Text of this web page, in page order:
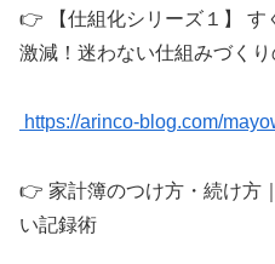
👉 【仕組化シリーズ１】 す
激減！迷わない仕組みづく
https://arinco-blog.com/
👉 家計簿のつけ方・続け方
い記録術